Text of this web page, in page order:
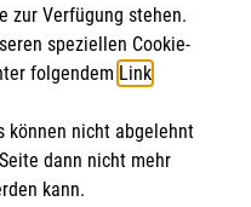
Fahrdienst finden
eG
zur Verfügung stehen.
speziellen Cookie-
folgendem Link.
können nicht abgelehnt
dann nicht mehr
kann.